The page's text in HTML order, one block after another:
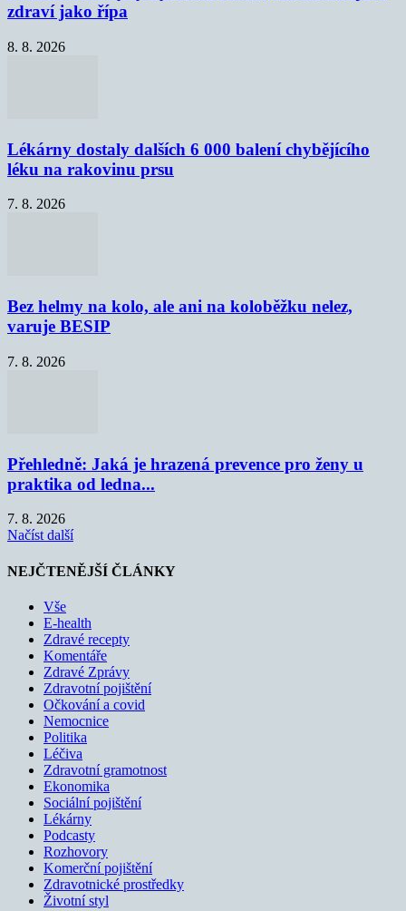
zdraví jako řípa
8. 8. 2026
Lékárny dostaly dalších 6 000 balení chybějícího
léku na rakovinu prsu
7. 8. 2026
Bez helmy na kolo, ale ani na koloběžku nelez,
varuje BESIP
7. 8. 2026
Přehledně: Jaká je hrazená prevence pro ženy u
praktika od ledna...
7. 8. 2026
Načíst další
NEJČTENĚJŠÍ ČLÁNKY
Vše
E-health
Zdravé recepty
Komentáře
Zdravé Zprávy
Zdravotní pojištění
Očkování a covid
Nemocnice
Politika
Léčiva
Zdravotní gramotnost
Ekonomika
Sociální pojištění
Lékárny
Podcasty
Rozhovory
Komerční pojištění
Zdravotnické prostředky
Životní styl